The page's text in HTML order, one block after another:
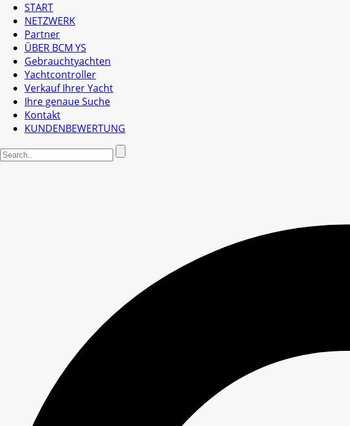
START
NETZWERK
Partner
ÜBER BCM YS
Gebrauchtyachten
Yachtcontroller
Verkauf Ihrer Yacht
Ihre genaue Suche
Kontakt
KUNDENBEWERTUNG